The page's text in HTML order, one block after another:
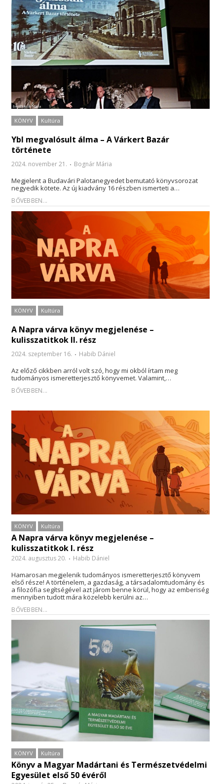
KÖNYV Kultúra
Ybl megvalósult álma – A Várkert Bazár
története
2024. november 21. Bognár Mária
Megjelent a Budavári Palotanegyedet bemutató könyvsorozat
negyedik kötete. Az új kiadvány 16 részben ismerteti a…
BŐVEBBEN...
KÖNYV Kultúra
A Napra várva könyv megjelenése –
kulisszatitkok II. rész
2024. szeptember 16. Habib Dániel
Az előző cikkben arról volt szó, hogy mi okból írtam meg
tudományos ismeretterjesztő könyvemet. Valamint,…
BŐVEBBEN...
KÖNYV Kultúra
A Napra várva könyv megjelenése –
kulisszatitkok I. rész
2024. augusztus 20. Habib Dániel
Hamarosan megjelenik tudományos ismeretterjesztő könyvem
első része! A történelem, a gazdaság, a társadalomtudomány és
a filozófia segítségével azt járom benne körül, hogy az emberiség
mennyiben tudott mára közelebb kerülni az…
BŐVEBBEN...
KÖNYV Kultúra
Könyv a Magyar Madártani és Természetvédelmi
Egyesület első 50 évéről